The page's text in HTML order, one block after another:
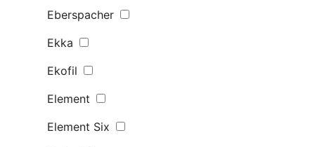
Eberspacher
Ekka
Ekofil
Element
Element Six